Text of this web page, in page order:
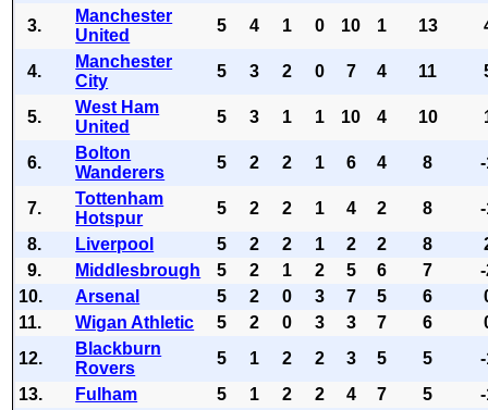
3.
Manchester
United
5 4 1 0 10 1 13
4.
Manchester
City
5 3 2 0 7 4 11
5.
West Ham
United
5 3 1 1 10 4 10
6.
Bolton
Wanderers
5 2 2 1 6 4 8
7.
Tottenham
Hotspur
5 2 2 1 4 2 8
8.
Liverpool 5 2 2 1 2 2 8
9.
Middlesbrough 5 2 1 2 5 6 7
10.
Arsenal 5 2 0 3 7 5 6
11.
Wigan Athletic 5 2 0 3 3 7 6
12.
Blackburn
Rovers
5 1 2 2 3 5 5
13.
Fulham 5 1 2 2 4 7 5